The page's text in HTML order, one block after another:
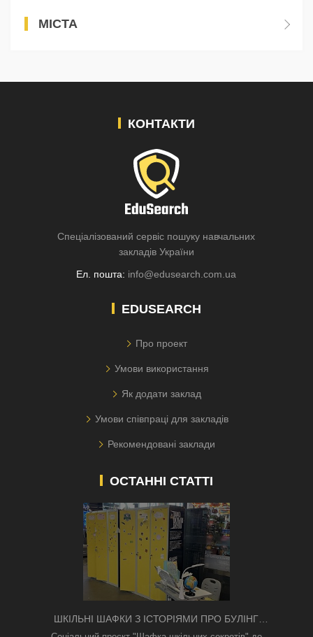
МІСТА
КОНТАКТИ
Спеціалізований сервіс пошуку навчальних
закладів України
Ел. пошта: info@edusearch.com.ua
EDUSEARCH
Про проект
Умови використання
Як додати заклад
Умови співпраці для закладів
Рекомендовані заклади
ОСТАННІ СТАТТІ
ШКІЛЬНІ ШАФКИ З ІСТОРІЯМИ ПРО БУЛІНГ
З'ЯВИЛИСЯ В КИЄВІ